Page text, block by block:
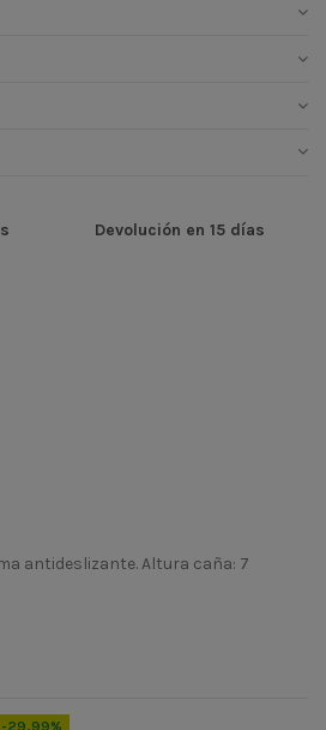
Devolución en 15 días
antideslizante. Altura caña: 7
-29,99%